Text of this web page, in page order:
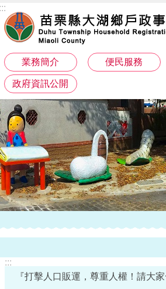
:::
業務簡介 便民服務
政府資訊公開
:::
『打擊人口販運，尊重人權！請大